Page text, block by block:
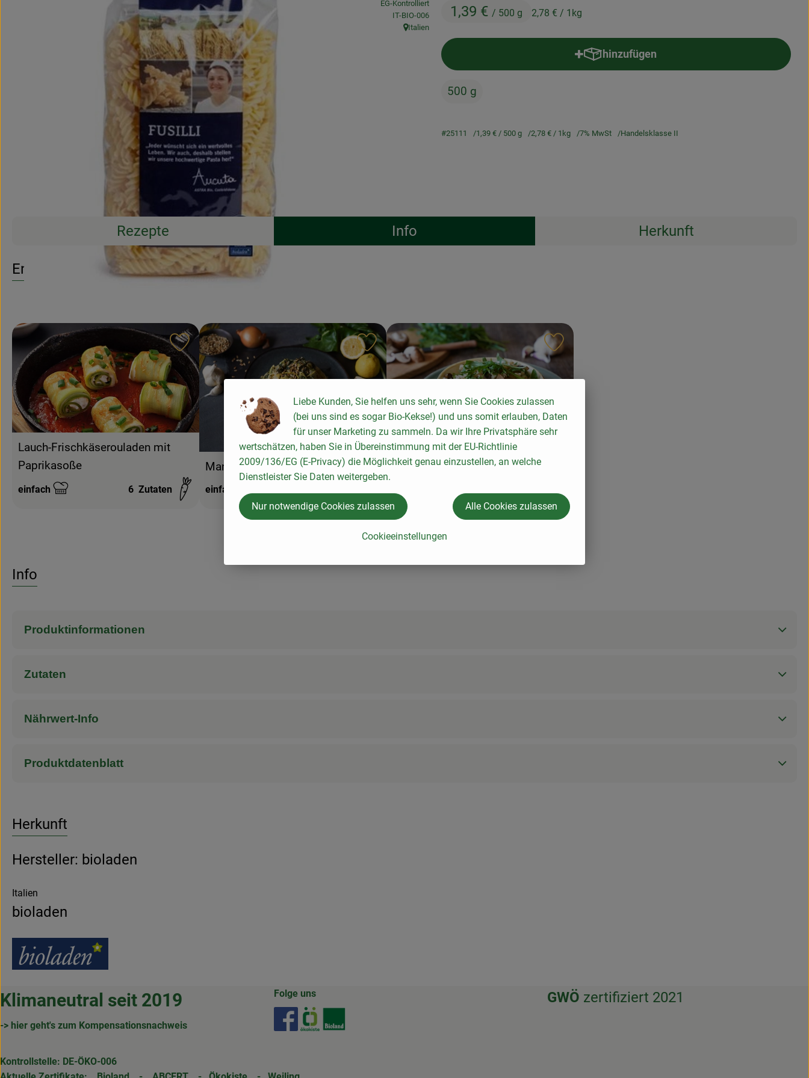
1,39 € / 500 g 2,78 € / 1kg
EG-Kontrolliert
, Kontrollstelle:
IT-BIO-006
, Herkunft:
Italien
hinzufügen
Produkt zum Warenkorb hinzufügen
500 g
#25111 1,39 € / 500 g 2,78 € / 1kg 7% MwSt Handelsklasse II
Rezepte Info Herkunft
Entdecke passende Rezepte
Lauch-Frischkäserouladen mit
Paprikasoße
Schwierigkeit:
einfach 6 Zutaten
Rezept zu Favouriten hinzufügen
Mangold-Pasta mit Zitrone
Schwierigkeit:
einfach
Rezept zu Favouriten hinzufügen
Rucola-Pasta
Schwierigkeit:
Rezept zu Favouriten hinzufügen
Info
Produktinformationen
Zutaten
Nährwert-Info
Produktdatenblatt
Herkunft
Hersteller: bioladen
Italien
bioladen
Klimaneutral seit 2019
-> hier geht's zum Kompensationsnachweis
Folge uns
Externer Link zu https://www.facebook.com/gertrudenhof.weissenthurm/
GWÖ zertifiziert 2021
Kontrollstelle: DE-ÖKO-006
Liebe Kunden, Sie helfen uns sehr, wenn Sie Cookies zulassen
(bei uns sind es sogar Bio-Kekse!) und uns somit erlauben, Daten
für unser Marketing zu sammeln. Da wir Ihre Privatsphäre sehr
wertschätzen, haben Sie in Übereinstimmung mit der EU-Richtlinie
2009/136/EG (E-Privacy) die Möglichkeit genau einzustellen, an welche
Dienstleister Sie Daten weitergeben.
Cookieeinstellungen
Nur notwendige Cookies zulassen Alle Cookies zulassen